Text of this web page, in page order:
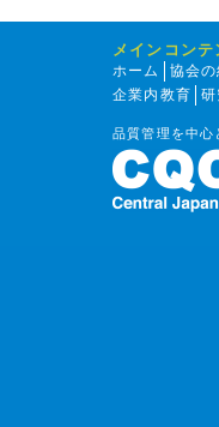
メインコンテ
ホーム 協会の
企業内教育
研
品質管理を中心